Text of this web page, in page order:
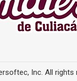
Inc. All rights